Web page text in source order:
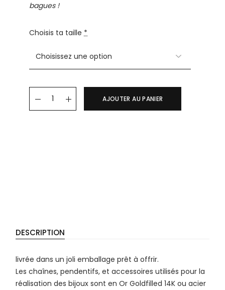
bagues !
Choisis ta taille *
Bague WAVY quantity
AJOUTER AU PANIER
DESCRIPTION
livrée dans un joli emballage prêt à offrir.
Les chaînes, pendentifs, et accessoires utilisés pour la
réalisation des bijoux sont en Or Goldfilled 14K ou acier